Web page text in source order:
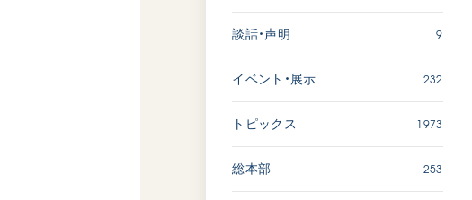
2026.08.06
SDGs
動画
広島
「三つの花ことば」 関西吹
奏楽団
談話・声明 9
イベント・展示 232
トピックス 1973
総本部 253